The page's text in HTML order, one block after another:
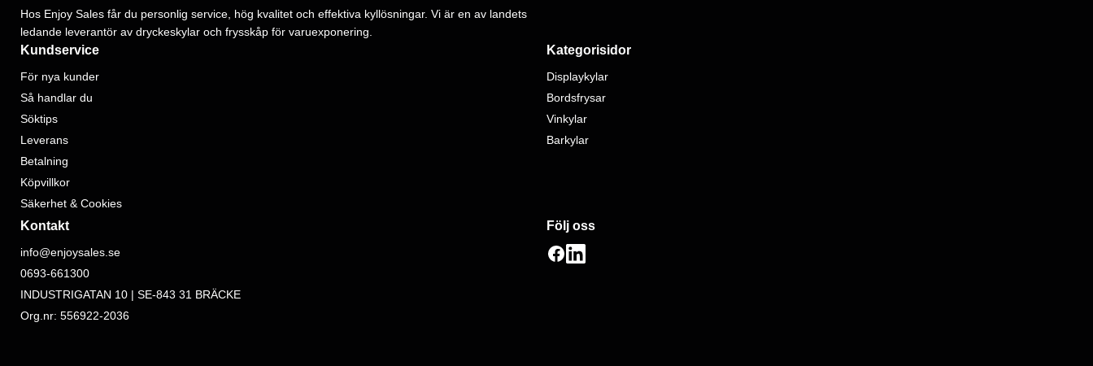
Hos Enjoy Sales får du personlig service, hög kvalitet och effektiva kyllösningar. Vi är en av landets
ledande leverantör av dryckeskylar och frysskåp för varuexponering.
Kundservice
För nya kunder
Så handlar du
Söktips
Leverans
Betalning
Köpvillkor
Säkerhet & Cookies
Kategorisidor
Displaykylar
Bordsfrysar
Vinkylar
Barkylar
Kontakt
info@enjoysales.se
0693-661300
INDUSTRIGATAN 10 | SE-843 31 BRÄCKE
Org.nr: 556922-2036
Följ oss